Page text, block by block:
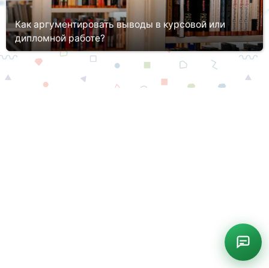
Как аргументировать выводы в курсовой или
дипломной работе?
Чтобы стать высококвалифицированным специалистом,
Подтвердить, что студент усвоил часть или всю программу в